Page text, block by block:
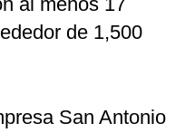
de 1,500
San Antonio